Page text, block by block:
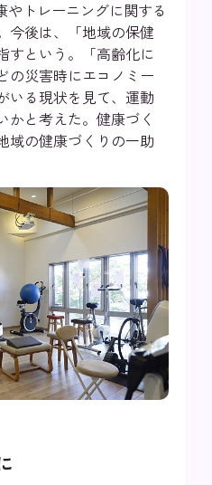
やトレーニングに関する
今後は、「地域の保健
すという。「高齢化に
の災害時にエコノミー
いる現状を見て、運動
かと考えた。健康づく
域の健康づくりの一助